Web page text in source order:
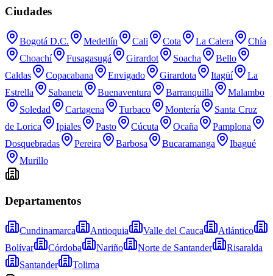
Ciudades
Bogotá D.C. Medellín Cali Cota La Calera
Chía
Choachí
Fusagasugá Girardot Soacha
Bello
Caldas
Copacabana Envigado Girardota Itagüí
La
Estrella
Sabaneta Buenaventura Barranquilla
Malambo
Soledad
Cartagena Turbaco Montería
Santa Cruz
de Lorica
Ipiales Pasto Cúcuta Ocaña
Pamplona
Dosquebradas
Pereira Barbosa Bucaramanga
Ibagué
Murillo
Departamentos
Cundinamarca Antioquia Valle del Cauca
Atlántico
Bolívar
Córdoba Nariño Norte de Santander
Risaralda
Santander
Tolima